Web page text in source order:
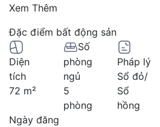
Xem Thêm
Đặc điểm bất động sản
Diện
tích
72 m²
Số
phòng
ngủ
5
phòng
Pháp lý
Sổ đỏ/
Sổ
hồng
Ngày đăng